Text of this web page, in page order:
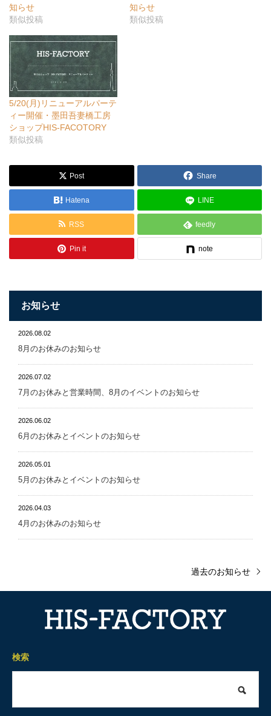
知らせ
類似投稿
知らせ
類似投稿
5/20(月)リニューアルパーテ
ィー開催・墨田吾妻橋工房
ショップHIS-FACOTORY
類似投稿
Post Share
Hatena LINE
RSS feedly
Pin it note
お知らせ
2026.08.02
8月のお休みのお知らせ
2026.07.02
7月のお休みと営業時間、8月のイベントのお知らせ
2026.06.02
6月のお休みとイベントのお知らせ
2026.05.01
5月のお休みとイベントのお知らせ
2026.04.03
4月のお休みのお知らせ
過去のお知らせ
検索